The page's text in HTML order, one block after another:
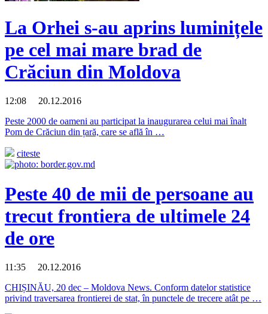
La Orhei s-au aprins luminițele
pe cel mai mare brad de
Crăciun din Moldova
12:08 20.12.2016
Peste 2000 de oameni au participat la inaugurarea celui mai înalt
Pom de Crăciun din țară, care se află în …
citeste
Peste 40 de mii de persoane au
trecut frontiera de ultimele 24
de ore
11:35 20.12.2016
CHIȘINĂU, 20 dec – Moldova News. Conform datelor statistice
privind traversarea frontierei de stat, în punctele de trecere atât pe …